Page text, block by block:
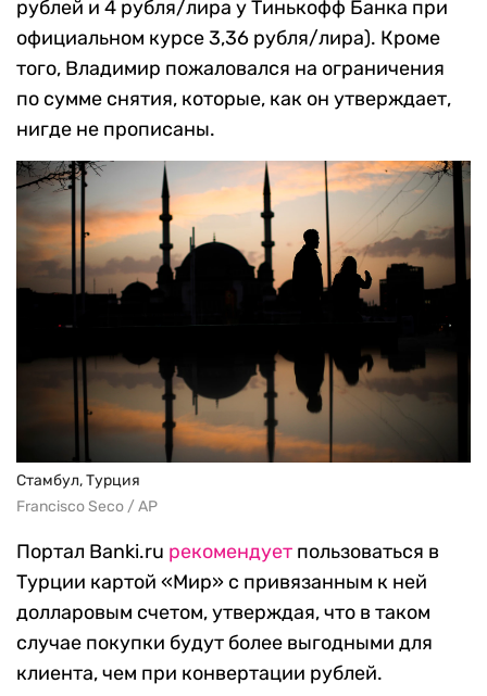
рублей и 4 рубля/лира у Тинькофф Банка при
официальном курсе 3,36 рубля/лира). Кроме
того, Владимир пожаловался на ограничения
по сумме снятия, которые, как он утверждает,
нигде не прописаны.
Стамбул, Турция
Francisco Seco / AP
Портал Banki.ru рекомендует пользоваться в
Турции картой «Мир» с привязанным к ней
долларовым счетом, утверждая, что в таком
случае покупки будут более выгодными для
клиента, чем при конвертации рублей.